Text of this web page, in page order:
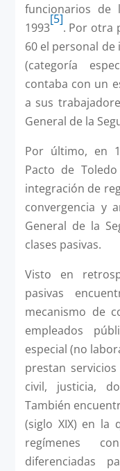
funcionarios de
1993
[5]
. Por otra
60 el personal
(categoría
contaba con un
a sus
General de la
Por último, en
Pacto de
integración de
convergencia y
General de la
clases pasivas.
Visto en
pasivas
mecanismo de
empleados
especial (no
prestan
civil, justicia,
También
(siglo XIX) en la
regímenes
diferenciadas